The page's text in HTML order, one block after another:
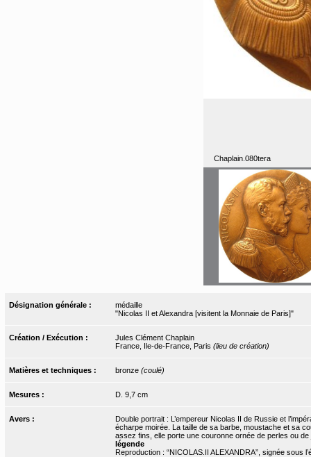
Chaplain.080tera
Désignation générale :
médaille
"Nicolas II et Alexandra [visitent la Monnaie de Paris]"
Création / Exécution :
Jules Clément Chaplain
France, Ile-de-France, Paris (lieu de création)
Matières et techniques : bronze (coulé)
Mesures : D. 9,7 cm
Avers :
Double portrait : L’empereur Nicolas II de Russie et
écharpe moirée. La taille de sa barbe, moustache et sa
assez fins, elle porte une couronne ornée de perles ou
légende
Reproduction : “NICOLAS.II ALEXANDRA”, signée sous